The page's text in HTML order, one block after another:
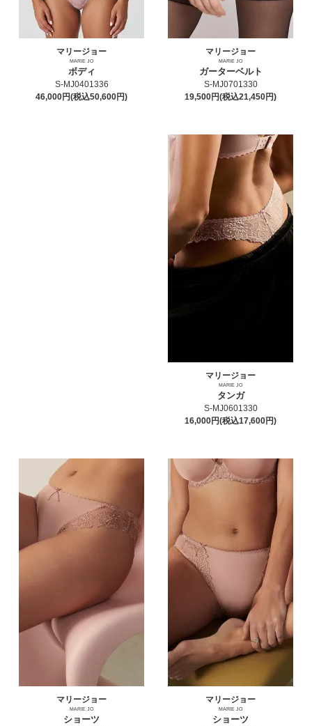
マリージョー
MARIE JO
ボディ
S-MJ0401336
46,000円(税込50,600円)
マリージョー
MARIE JO
ガーターベルト
S-MJ0701330
19,500円(税込21,450円)
マリージョー
MARIE JO
タンガ
S-MJ0601330
16,000円(税込17,600円)
マリージョー
MARIE JO
ショーツ
マリージョー
MARIE JO
ショーツ